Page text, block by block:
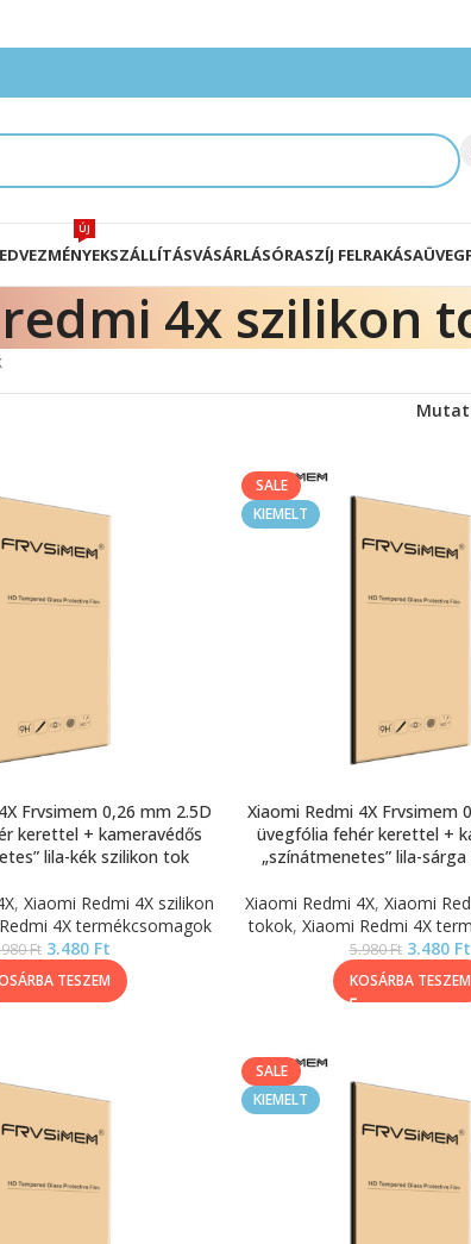
ÚJ
SZÁLLÍTÁSVÁSÁRLÁSÓRASZÍJ FELRAKÁSA
redmi 4x szilikon
Mutat
Frvsimem 0,26 mm 2.5D
kerettel + kameravédős
lila-kék szilikon tok
, Xiaomi Redmi 4X szilikon
4X termékcsomagok
Ft 3.480 Ft
TESZEM
SALE
KIEMELT
Xiaomi Redmi 4X Frvsimem
üvegfólia fehér kerettel +
„színátmenetes” lila-
Xiaomi Redmi 4X, Xiaomi
tokok, Xiaomi Redmi 4X
5.980Ft 3.480 Ft
KOSÁRBA TESZEM
SALE
KIEMELT